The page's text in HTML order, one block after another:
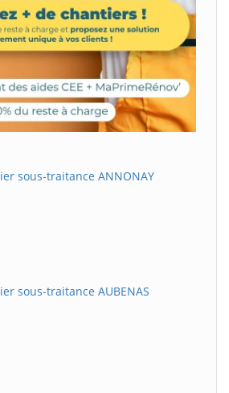
sous-traitance ANNONAY
sous-traitance AUBENAS